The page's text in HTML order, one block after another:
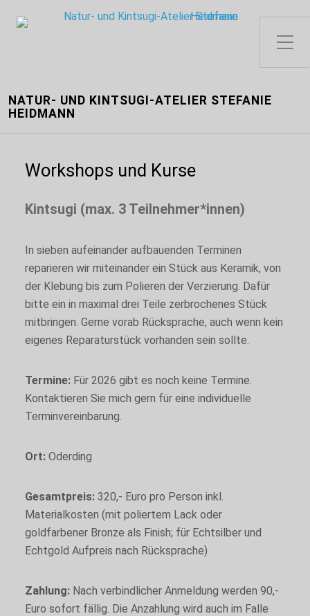
Toggle Side Menu
NATUR- UND KINTSUGI-ATELIER STEFANIE
HEIDMANN
Workshops und Kurse
Kintsugi (max. 3 Teilnehmer*innen)
In sieben aufeinander aufbauenden Terminen
reparieren wir miteinander ein Stück aus Keramik, von
der Klebung bis zum Polieren der Verzierung. Dafür
bitte ein in maximal drei Teile zerbrochenes Stück
mitbringen. Gerne vorab Rücksprache, auch wenn kein
eigenes Reparaturstück vorhanden sein sollte.
Termine: Für 2026 gibt es noch keine Termine.
Kontaktieren Sie mich gern für eine individuelle
Terminvereinbarung.
Ort: Oderding
Gesamtpreis: 320,- Euro pro Person inkl.
Materialkosten (mit poliertem Lack oder
goldfarbener Bronze als Finish; für Echtsilber und
Echtgold Aufpreis nach Rücksprache)
Zahlung: Nach verbindlicher Anmeldung werden 90,-
Euro sofort fällig. Die Anzahlung wird auch im Falle
Notwendige
Cookies sind
nicht
wählbar. Sie
sind für die
Funktion der